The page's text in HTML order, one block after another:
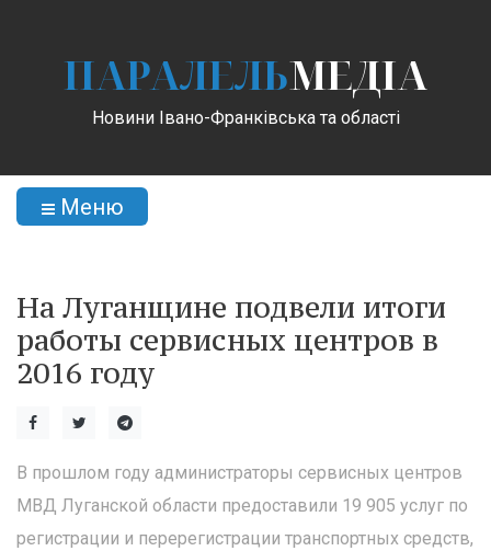
ПАРАЛЕЛЬМЕДІА
Новини Івано-Франківська та області
Меню
На Луганщине подвели итоги
работы сервисных центров в
2016 году
В прошлом году администраторы сервисных центров
МВД Луганской области предоставили 19 905 услуг по
регистрации и перерегистрации транспортных средств,